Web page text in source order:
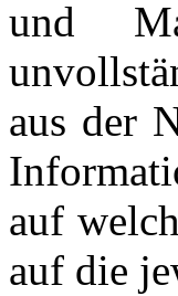
und
aus der
auf
auf die